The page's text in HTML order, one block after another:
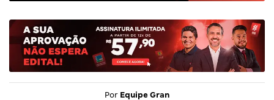
Por Equipe Gran